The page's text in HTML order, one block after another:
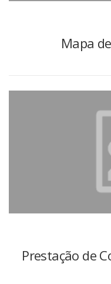
Mapa
Prestação de